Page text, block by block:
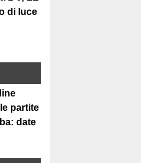
di luce
partite
date